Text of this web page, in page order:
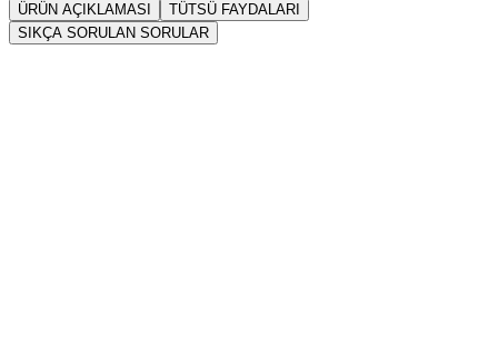
ÜRÜN AÇIKLAMASI
TÜTSÜ FAYDALARI
SIKÇA SORULAN SORULAR